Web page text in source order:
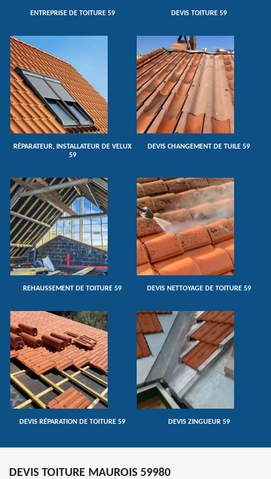
ENTREPRISE DE TOITURE 59 DEVIS TOITURE 59
RÉPARATEUR, INSTALLATEUR DE VELUX
59
DEVIS CHANGEMENT DE TUILE 59
REHAUSSEMENT DE TOITURE 59 DEVIS NETTOYAGE DE TOITURE 59
DEVIS RÉPARATION DE TOITURE 59 DEVIS ZINGUEUR 59
DEVIS TOITURE MAUROIS 59980